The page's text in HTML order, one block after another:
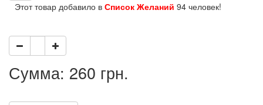
Этот товар добавило в Список Желаний 94 человек!
Сумма: 260 грн.